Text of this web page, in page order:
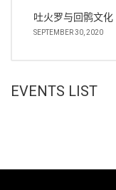
吐火罗与回鹘文化
SEPTEMBER 30, 2020
EVENTS LIST